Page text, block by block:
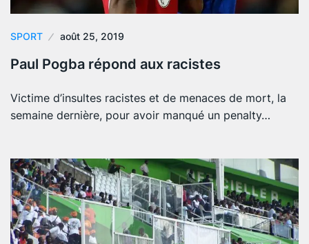
SPORT août 25, 2019
Paul Pogba répond aux racistes
Victime d’insultes racistes et de menaces de mort, la
semaine dernière, pour avoir manqué un penalty…